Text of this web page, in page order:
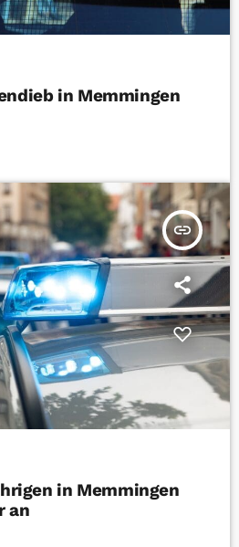
in Memmingen
insert_link
in Memmingen
an